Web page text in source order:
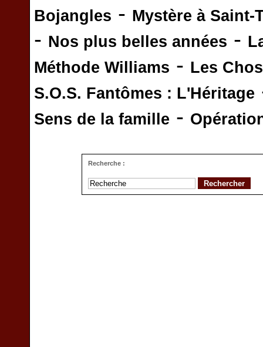
Bojangles - Mystère à Saint-
- Nos plus belles années -
Méthode Williams - Les
S.O.S. Fantômes : L'Héritage
Sens de la famille -
Recherche :